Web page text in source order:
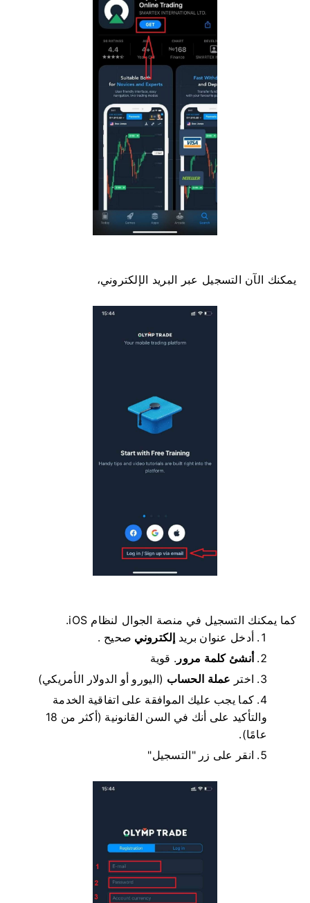
يمكنك الآن التسجيل عبر البريد الإلكتروني،
كما يمكنك التسجيل في منصة الجوال لنظام iOS.
أدخل عنوان بريد إلكتروني صحيح .
أنشئ كلمة مرور
قوية .
اختر عملة الحساب (اليورو أو الدولار الأمريكي)
كما يجب عليك الموافقة على اتفاقية الخدمة
والتأكيد على أنك في السن القانونية (أكثر من 18
عامًا).
انقر على زر "التسجيل"